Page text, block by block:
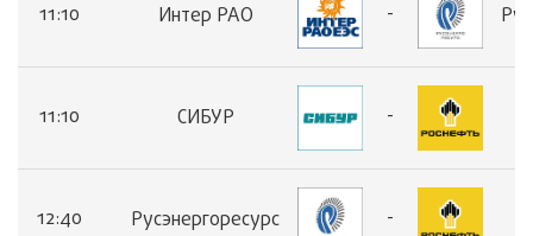
11:10 Интер РАО -
11:10 СИБУР -
12:40 Русэнергоресурс -